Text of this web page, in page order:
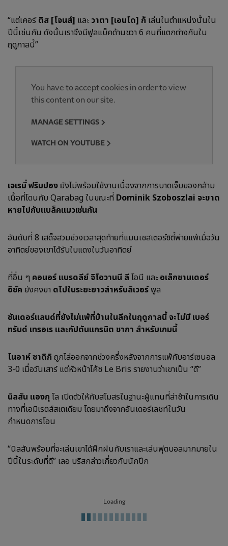
“แต่เคอร์ติส [โจนส์] และ วาตา [เอนโด] ก็ เล่นในตำแหน่งนั้นใน
ปีนี้เช่นกัน ดังนั้นเราจึงมีฟูลแบ็คด้านขวา 6 คนที่แตกต่างกันใน
ฤดูกาลนี้”
You have to accept cookies in order to view
this content on our site.
MANAGE SETTINGS
WATCH ON YOUTUBE
เจเรมี่ ฟริมปองยังไม่พร้อมใช้งานเนื่องจากการบาดเจ็บของกล้าม
เนื้อที่โดนกับ Qarabag ในขณะที่ Dominik Szoboszlai จะขาด
หายไปกับแบล็คแมวเช่นกัน
อันดับที่ 8 เสด็จสวมช่วงเวลาสุดท้ายที่แมนเชสเตอร์ซิตี้พ่ายแพ้เมื่อวัน
อาทิตย์ของเขาได้รับใบแดงในวันอาทิตย์
ที่อื่น ๆ คอนอร์ แบรดลีย์ จิโอวานนี ลีโอนี และ อเล็กซานเดอร์
อิซัค ยังคงขา ดไปในระยะยาวสำหรับลิเวอร์พูล
ซันเดอร์แลนด์ที่ยังไม่แพ้ที่บ้านในลีกในฤดูกาลนี้ จะไม่มีเบอร์
ทรันด์ เทรอเร และกัปตันแกรนิต ชากา สำหรับเกมนี้
โนอาห์ ซาดิกิ ถูกไล่ออกจากช่วงครึ่งหลังจากการแพ้กับอาร์เซนอล
3-0 เมื่อวันเสาร์ แต่หัวหน้าโค้ช Le Bris รายงานว่าเขาเป็น “ดี”
นิลสัน แองกุ โล เปิดตัวให้กับสโมสรในฐานะผู้แทนที่ล่าช้าในการเดิน
ทางที่เอมิเรตส์สเตเดียม โดยมาถึงจากอันเดอร์เลชท์ในวัน
กำหนดการโอน
“นิลสันพร้อมที่จะเล่นเขาได้ฝึกฝนกับเราและเล่นฟุตบอลมากมายใน
ปีนี้ในระดับที่ดี” เลอ บริสกล่าวเกี่ยวกับนักปีก
Loading